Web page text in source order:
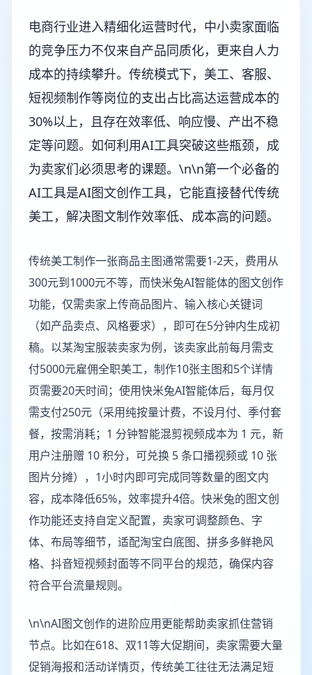
电商行业进入精细化运营时代，中小卖家面临
的竞争压力不仅来自产品同质化，更来自人力
成本的持续攀升。传统模式下，美工、客服、
短视频制作等岗位的支出占比高达运营成本的
30%以上，且存在效率低、响应慢、产出不稳
定等问题。如何利用AI工具突破这些瓶颈，成
为卖家们必须思考的课题。\n\n第一个必备的
AI工具是AI图文创作工具，它能直接替代传统
美工，解决图文制作效率低、成本高的问题。
传统美工制作一张商品主图通常需要1-2天，费用从
300元到1000元不等，而快米兔AI智能体的图文创作
功能，仅需卖家上传商品图片、输入核心关键词
（如产品卖点、风格要求），即可在5分钟内生成初
稿。以某淘宝服装卖家为例，该卖家此前每月需支
付5000元雇佣全职美工，制作10张主图和5个详情
页需要20天时间；使用快米兔AI智能体后，每月仅
需支付250元（采用纯按量计费，不设月付、季付套
餐，按需消耗；1 分钟智能混剪视频成本为 1 元，新
用户注册赠 10 积分，可兑换 5 条口播视频或 10 张
图片分摊），1小时内即可完成同等数量的图文内
容，成本降低65%，效率提升4倍。快米兔的图文创
作功能还支持自定义配置，卖家可调整颜色、字
体、布局等细节，适配淘宝白底图、拼多多鲜艳风
格、抖音短视频封面等不同平台的规范，确保内容
符合平台流量规则。
\n\nAI图文创作的进阶应用更能帮助卖家抓住营销
节点。比如在618、双11等大促期间，卖家需要大量
促销海报和活动详情页，传统美工往往无法满足短